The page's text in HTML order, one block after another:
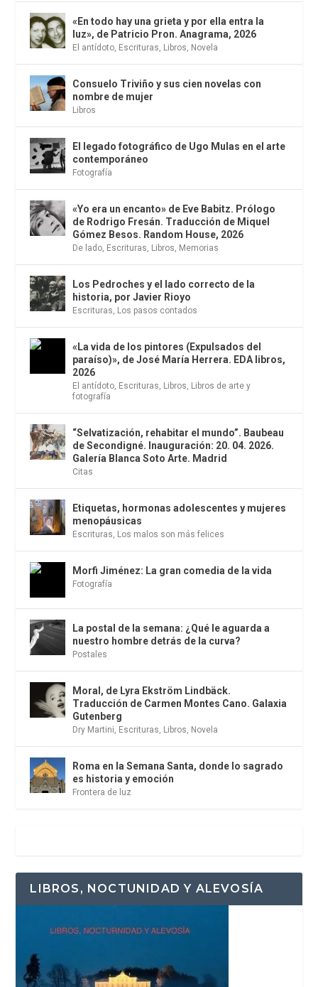
«En todo hay una grieta y por ella entra la
luz», de Patricio Pron. Anagrama, 2026
El antídoto Escrituras Libros Novela
Consuelo Triviño y sus cien novelas con
nombre de mujer
Libros
El legado fotográfico de Ugo Mulas en el arte
contemporáneo
Fotografía
«Yo era un encanto» de Eve Babitz. Prólogo
de Rodrigo Fresán. Traducción de Miquel
Gómez Besos. Random House, 2026
De lado Escrituras Libros Memorias
Los Pedroches y el lado correcto de la
historia, por Javier Rioyo
Escrituras Los pasos contados
«La vida de los pintores (Expulsados del
paraíso)», de José María Herrera. EDA libros,
2026
El antídoto Escrituras Libros Libros de arte y
fotografía
“Selvatización, rehabitar el mundo”. Baubeau
de Secondigné. Inauguración: 20. 04. 2026.
Galería Blanca Soto Arte. Madrid
Citas
Etiquetas, hormonas adolescentes y mujeres
menopáusicas
Escrituras Los malos son más felices
Morfi Jiménez: La gran comedia de la vida
Fotografía
La postal de la semana: ¿Qué le aguarda a
nuestro hombre detrás de la curva?
Postales
Moral, de Lyra Ekström Lindbäck.
Traducción de Carmen Montes Cano. Galaxia
Gutenberg
Dry Martini Escrituras Libros Novela
Roma en la Semana Santa, donde lo sagrado
es historia y emoción
Frontera de luz
LIBROS, NOCTUNIDAD Y ALEVOSÍA